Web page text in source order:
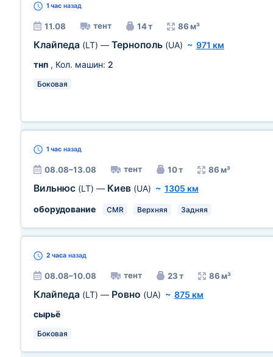
1 час назад
11.08 тент 14 т 86 м³
Клайпеда (LT) — Тернополь (UA) ~ 971 км
тнп , Кол. машин: 2
Боковая
1 час назад
08.08–13.08 тент 10 т 86 м³
Вильнюс (LT) — Киев (UA) ~ 1305 км
оборудование
CMR Верхняя Задняя
2 часа назад
08.08–10.08 тент 23 т 86 м³
Клайпеда (LT) — Ровно (UA) ~ 875 км
сырьё
Боковая